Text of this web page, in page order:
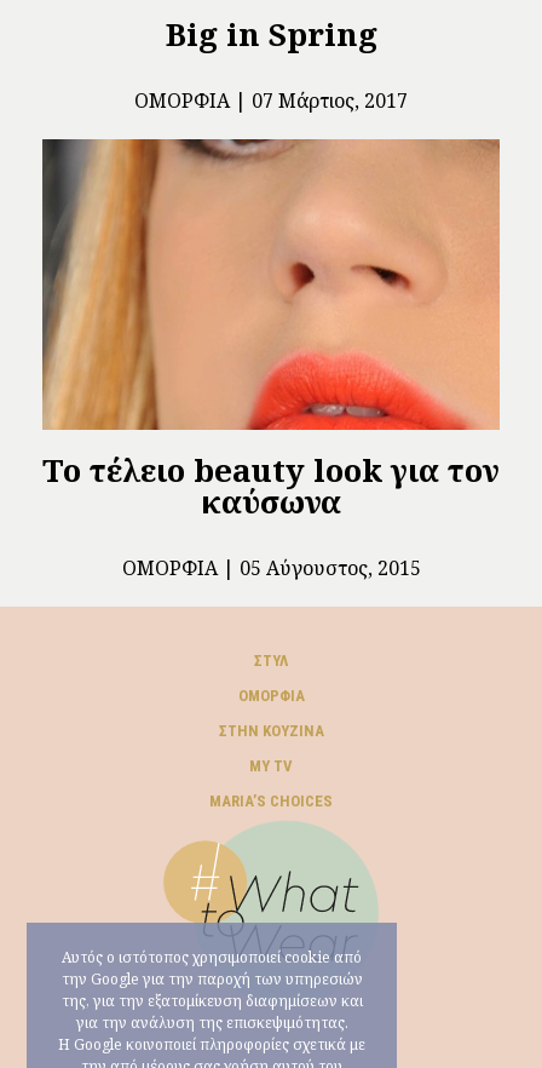
Big in Spring
ΟΜΟΡΦΙΆ 07 Μάρτιος, 2017
To τέλειο beauty look για τον
καύσωνα
ΟΜΟΡΦΙΆ 05 Αύγουστος, 2015
ΣΤΥΛ
ΟΜΟΡΦΙΆ
ΣΤΗΝ ΚΟΥΖΊΝΑ
MY TV
ΜARIA’S CHOICES
Αυτός ο ιστότοπος χρησιμοποιεί cookie από
την Google για την παροχή των υπηρεσιών
της, για την εξατομίκευση διαφημίσεων και
για την ανάλυση της επισκεψιμότητας.
Η Google κοινοποιεί πληροφορίες σχετικά με